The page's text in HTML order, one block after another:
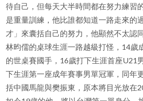
待自己，但每天大半時間都在努力練習
是重量訓練，他比誰都知道一路走來的
才」來囊括自己的努力，他顯然不太認同
林昀儒的桌球生涯一路越級打怪，14歲
的世桌賽國手，16歲打下生涯首座U21
下生涯第一座成年賽事男單冠軍，同年
括中國馬龍與樊振東，原本將目光放在